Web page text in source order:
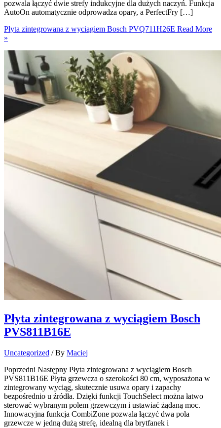
pozwala łączyć dwie strefy indukcyjne dla dużych naczyń. Funkcja
AutoOn automatycznie odprowadza opary, a PerfectFry […]
Płyta zintegrowana z wyciągiem Bosch PVQ711H26E​ Read More
»
Płyta zintegrowana z wyciągiem Bosch
PVS811B16E​
Uncategorized / By Maciej
Poprzedni Następny Płyta zintegrowana z wyciągiem Bosch
PVS811B16E Płyta grzewcza o szerokości 80 cm, wyposażona w
zintegrowany wyciąg, skutecznie usuwa opary i zapachy
bezpośrednio u źródła. Dzięki funkcji TouchSelect można łatwo
sterować wybranym polem grzewczym i ustawiać żądaną moc.
Innowacyjna funkcja CombiZone pozwala łączyć dwa pola
grzewcze w jedną dużą strefę, idealną dla brytfanek i